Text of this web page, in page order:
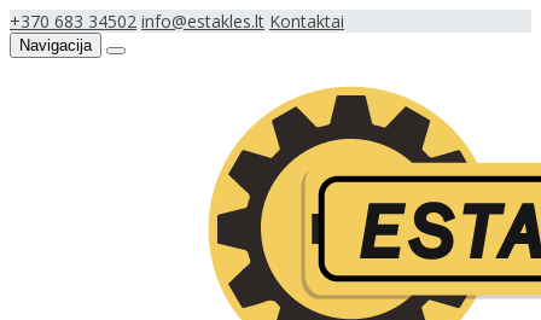
+370 683 34502 info@estakles.lt Kontaktai
Navigacija